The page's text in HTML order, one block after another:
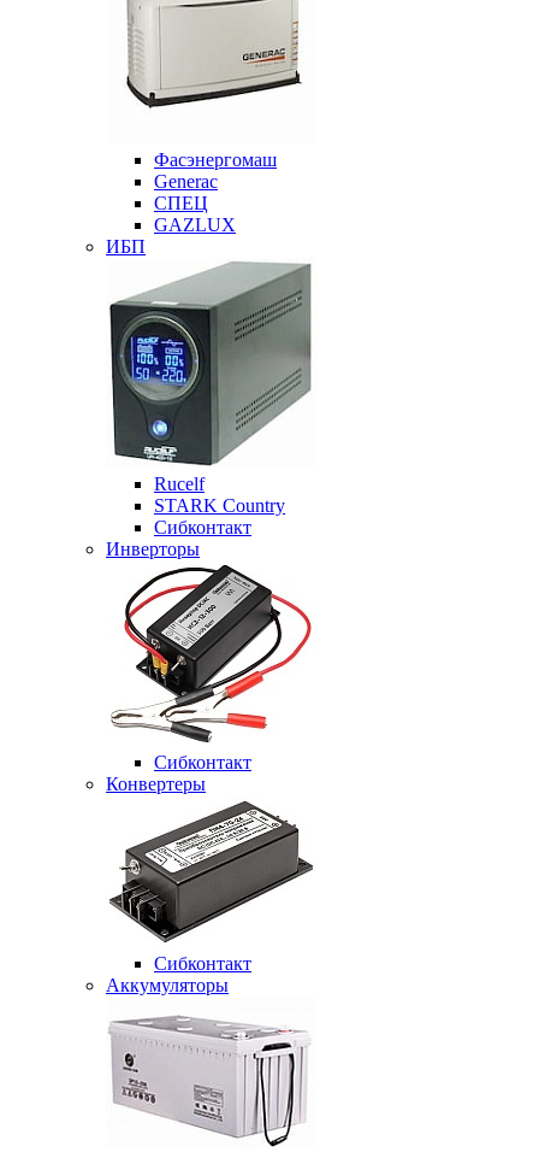
Фасэнергомаш
Generac
СПЕЦ
GAZLUX
ИБП
Rucelf
STARK Country
Сибконтакт
Инверторы
Сибконтакт
Конвертеры
Сибконтакт
Аккумуляторы